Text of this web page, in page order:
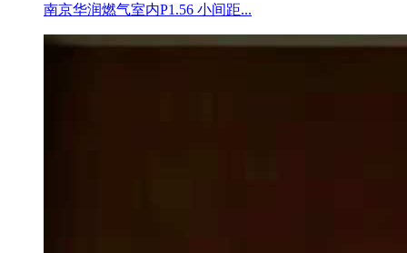
南京华润燃气室内P1.56 小间距...